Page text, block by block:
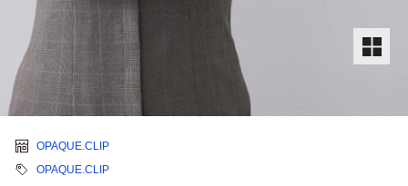
OPAQUE.CLIP
OPAQUE.CLIP